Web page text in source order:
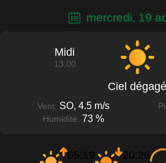
mercredi, 19
Midi
13:00
Ciel dégagé
Vent: SO, 4.5 m/s
Humidité: 73 %
05:19 20:26